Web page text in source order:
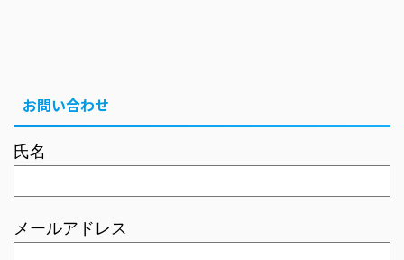
お問い合わせ
氏名
メールアドレス